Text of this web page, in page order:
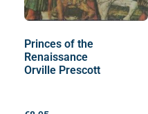
Princes of the
Renaissance
Orville Prescott